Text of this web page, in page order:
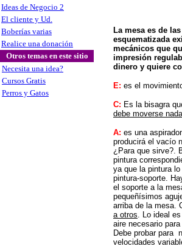
Ideas de Negocio 2
El cliente y Ud.
Boberías varias
Realice una donación
Otros temas en este sitio
Necesita una idea?
Cursos Gratis
Perros y Gatos
La mesa es de
esquematizada
mecánicos que
impresión
dinero y quiere
E: es el
C: Es la bisagra
debe moverse
A: es una
producirá el vacío
¿Para que sirve?.
pintura
ya que la pintura
pintura-soporte.
el soporte a la
pequeñísimos
arriba de la mesa.
a otros. Lo ideal
aire necesario
Debe probar para
velocidades